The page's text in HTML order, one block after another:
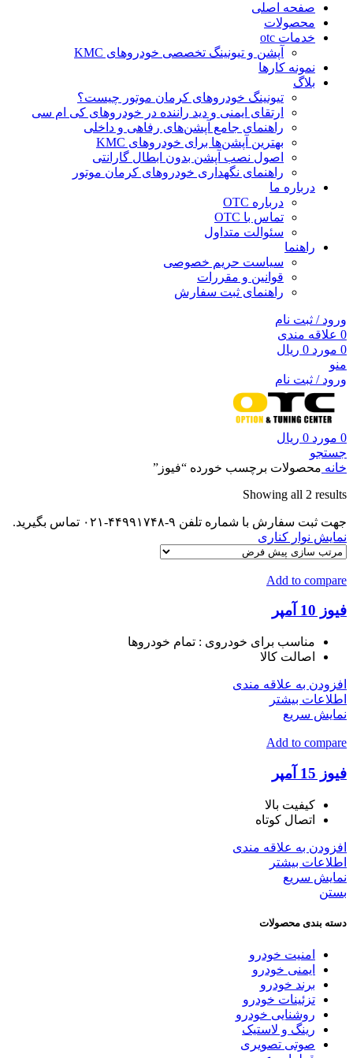
صفحه اصلی
محصولات
خدمات otc
آپشن و تیونینگ تخصصی خودروهای KMC
نمونه کارها
بلاگ
تیونینگ خودروهای کرمان موتور چیست؟
ارتقای ایمنی و دید راننده در خودروهای کی ام سی
راهنمای جامع آپشن‌های رفاهی و داخلی
بهترین آپشن‌ها برای خودروهای KMC
اصول نصب آپشن بدون ابطال گارانتی
راهنمای نگهداری خودروهای کرمان موتور
درباره ما
درباره OTC
تماس با OTC
سئوالت متداول
راهنما
سیاست حریم خصوصی
قوانین و مقررات
راهنمای ثبت سفارش
ورود / ثبت نام
0 علاقه مندی
0 مورد 0 ریال
منو
ورود / ثبت نام
0 مورد 0 ریال
جستجو
خانه محصولات برچسب خورده “فیوز”
Showing all 2 results
جهت ثبت سفارش با شماره تلفن ۹-۴۴۹۹۱۷۴۸-۰۲۱ تماس بگیرید.
نمایش نوار کناری
Add to compare
فیوز 10 آمپر
مناسب برای خودروی : تمام خودروها
اصالت کالا
افزودن به علاقه مندی
اطلاعات بیشتر
نمایش سریع
Add to compare
فیوز 15 آمپر
کیفیت بالا
اتصال کوتاه
افزودن به علاقه مندی
اطلاعات بیشتر
نمایش سریع
بستن
دسته بندی محصولات
امنیت خودرو
ایمنی خودرو
برند خودرو
تزئینات خودرو
روشنایی خودرو
رینگ و لاستیک
صوتی تصویری